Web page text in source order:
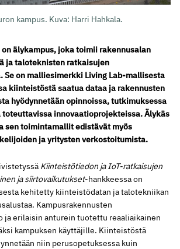
kampus. Kuva: Harri Hahkala.
älykampus, joka toimii rakennusalan
ja taloteknisten ratkaisujen
Se on malliesimerkki Living Lab-mallisesta
kiinteistöstä saatua dataa ja rakennusten
hyödynnetään opinnoissa, tutkimuksessa
innovaatioprojekteissa. Älykäs
sen toimintamallit edistävät myös
ja yritysten verkostoitumista.
Kiinteistötiedon ja IoT-ratkaisujen
ja siirtovaikutukset-hankkeessa on
kehitetty kiinteistödatan ja talotekniikan
Kampusrakennusten
ja erilaisin anturein tuotettu reaaliaikainen
kampuksen käyttäjille. Kiinteistöstä
niin perusopetuksessa kuin